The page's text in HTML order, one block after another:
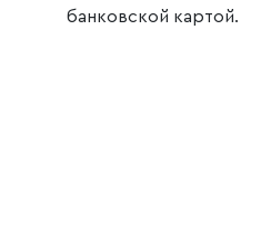
банковской картой.